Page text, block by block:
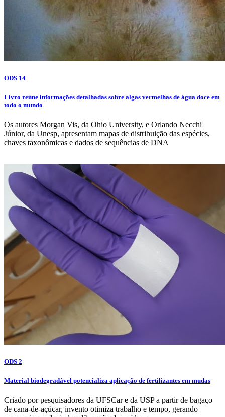
ODS 14
Livro reúne informações detalhadas sobre algas vermelhas de água doce em
todo o mundo
Os autores Morgan Vis, da Ohio University, e Orlando Necchi
Júnior, da Unesp, apresentam mapas de distribuição das espécies,
chaves taxonômicas e dados de sequências de DNA
ODS 2
Material biodegradável potencializa aplicação de fertilizantes em mudas
Criado por pesquisadores da UFSCar e da USP a partir de bagaço
de cana-de-açúcar, invento otimiza trabalho e tempo, gerando